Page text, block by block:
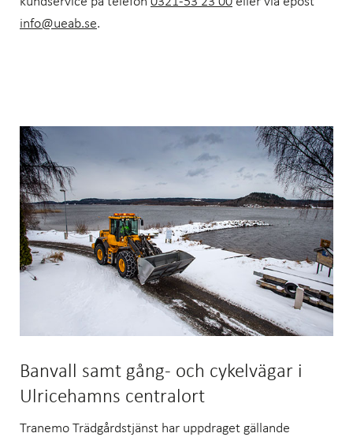
info@ueab.se.
Banvall samt gång- och cykelvägar i
Ulricehamns centralort
Tranemo Trädgårdstjänst har uppdraget gällande